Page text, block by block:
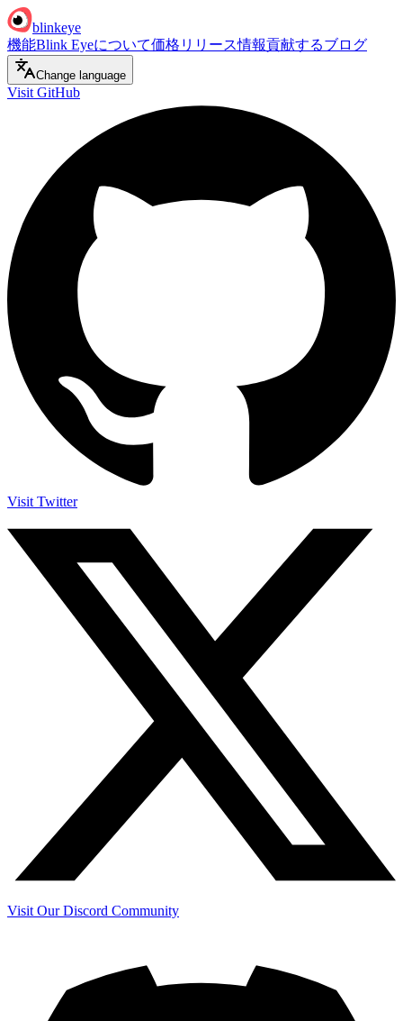
blinkeye
機能Blink Eyeについて価格 リリース情報貢献するブログ
Change language
Visit GitHub
Visit Twitter
Visit Our Discord Community